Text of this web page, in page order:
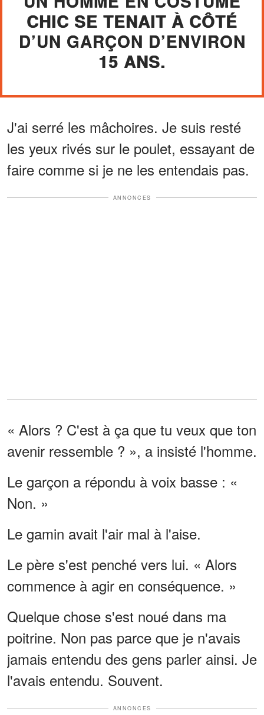
CHIC SE TENAIT À CÔTÉ
D’UN GARÇON D’ENVIRON
15 ANS.
J'ai serré les mâchoires. Je suis resté
les yeux rivés sur le poulet, essayant de
faire comme si je ne les entendais pas.
ANNONCES
« Alors ? C'est à ça que tu veux que ton
avenir ressemble ? », a insisté l'homme.
Le garçon a répondu à voix basse : «
Non. »
Le gamin avait l'air mal à l'aise.
Le père s'est penché vers lui. « Alors
commence à agir en conséquence. »
Quelque chose s'est noué dans ma
poitrine. Non pas parce que je n'avais
jamais entendu des gens parler ainsi. Je
l'avais entendu. Souvent.
ANNONCES